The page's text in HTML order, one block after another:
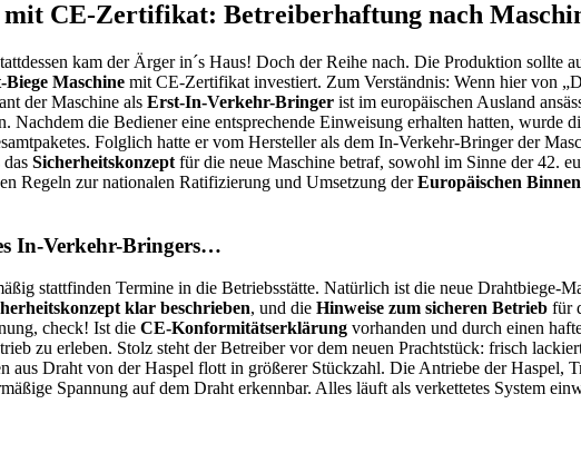
mit CE-Zertifikat: Betreiberhaftung nach
kam der Ärger in´s Haus! Doch der Reihe nach. Die Produktion sollte
Maschine mit CE-Zertifikat investiert. Zum Verständnis: Wenn hier von
der Maschine alsErst-In-Verkehr-Bringerist im europäischen Ausland
Nachdem die Bediener eine entsprechende Einweisung erhalten hatten, wurde
Folglich hatte er vom Hersteller als dem In-Verkehr-Bringer der
dasSicherheitskonzeptfür die neue Maschine betraf, sowohl im Sinne der 42.
Regeln zur nationalen Ratifizierung und Umsetzung derEuropäischen
In-Verkehr-Bringers…
stattfinden Termine in die Betriebsstätte. Natürlich ist die neue Drahtbiege-
klar beschrieben, und dieHinweise zum sicheren Betrieb für
check! Ist dieCE-Konformitätserklärung vorhanden und durch einen
zu erleben. Stolz steht der Betreiber vor dem neuen Prachtstück: frisch
Draht von der Haspel flott in größerer Stückzahl. Die Antriebe der Haspel,
Spannung auf dem Draht erkennbar. Alles läuft als verkettetes System